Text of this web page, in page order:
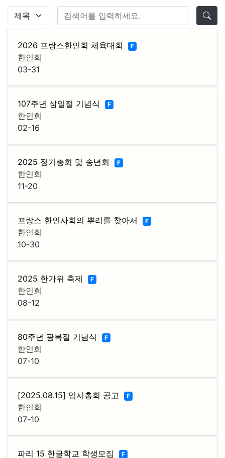
2026 프랑스한인회 체육대회 F
한인회
03-31
107주년 삼일절 기념식 F
한인회
02-16
2025 정기총회 및 송년회 F
한인회
11-20
프랑스 한인사회의 뿌리를 찾아서 F
한인회
10-30
2025 한가위 축제 F
한인회
08-12
80주년 광복절 기념식 F
한인회
07-10
[2025.08.15] 임시총회 공고 F
한인회
07-10
파리 15 한글학교 학생모집 F